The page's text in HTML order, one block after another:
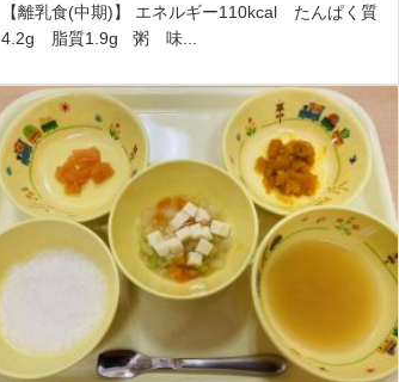
【離乳食(中期)】 エネルギー110kcal たんぱく質
4.2g 脂質1.9g 粥 味...